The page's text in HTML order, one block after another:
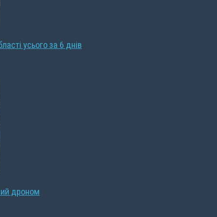
усього за 6 днів
дроном